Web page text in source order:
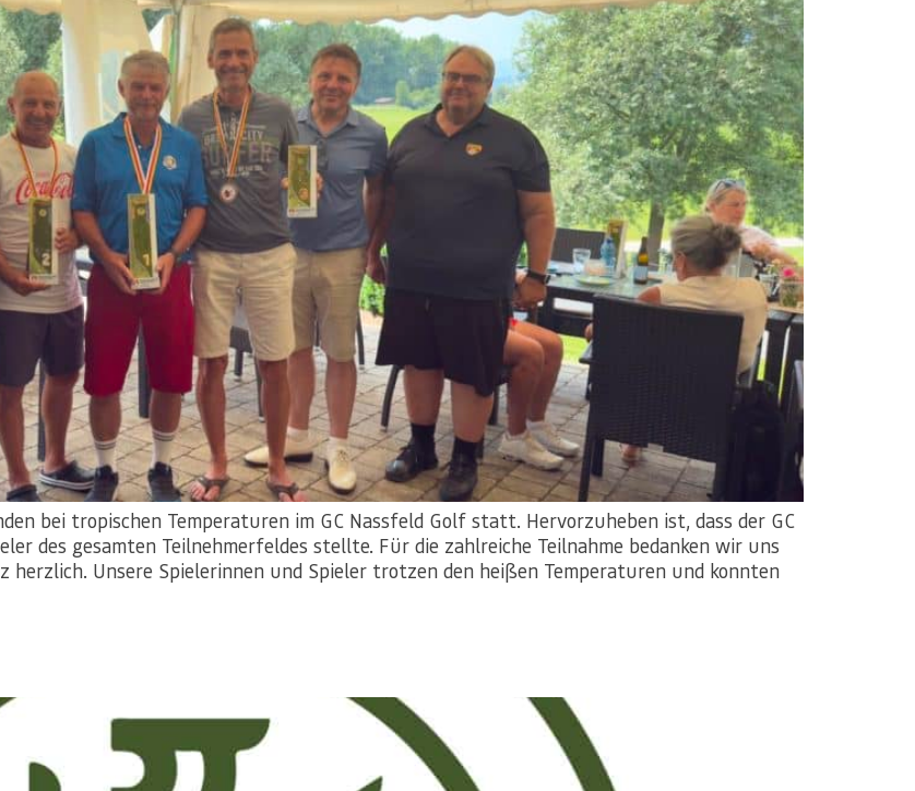
bei tropischen Temperaturen im GC Nassfeld Golf statt. Hervorzuheben ist, dass der GC
des gesamten Teilnehmerfeldes stellte. Für die zahlreiche Teilnahme bedanken wir uns
herzlich. Unsere Spielerinnen und Spieler trotzen den heißen Temperaturen und konnten